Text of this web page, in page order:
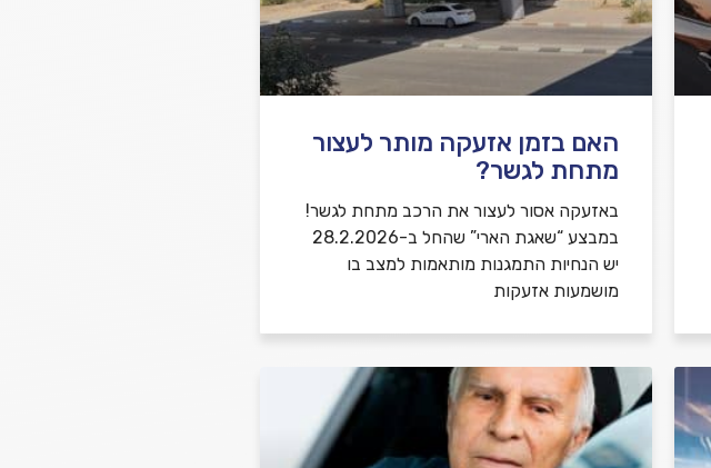
שלח משוב
האם בזמן אזעקה מותר לעצור
מתחת לגשר?
באזעקה אסור לעצור את הרכב מתחת לגשר!
במבצע “שאגת הארי” שהחל ב-28.2.2026
יש הנחיות התמגנות מותאמות למצב בו
מושמעות אזעקות